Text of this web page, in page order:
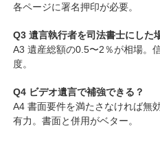
各ページに署名押印が必要。
Q3 遺言執行者を司法書士にした
A3 遺産総額の0.5〜2％が相場。
度。
Q4 ビデオ遺言で補強できる？
A4 書面要件を満たさなければ無
有力。書面と併用がベター。